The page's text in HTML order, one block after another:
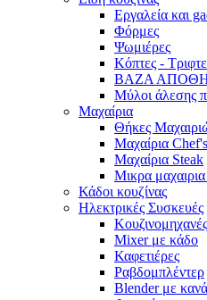
Εργαλεία και
Φόρμες
Ψωμιέρες
Κόπτες -
ΒΑΖΑ
Μύλοι άλεσης
Μαχαίρια
Θήκες
Μαχαίρια Chef's
Μαχαίρια Steak
Μικρα μαχαιρια
Κάδοι κουζίνας
Ηλεκτρικές Συσκευές
Κουζινομηχανές
Mixer με κάδο
Καφετιέρες
Ραβδομπλέντερ
Blender με